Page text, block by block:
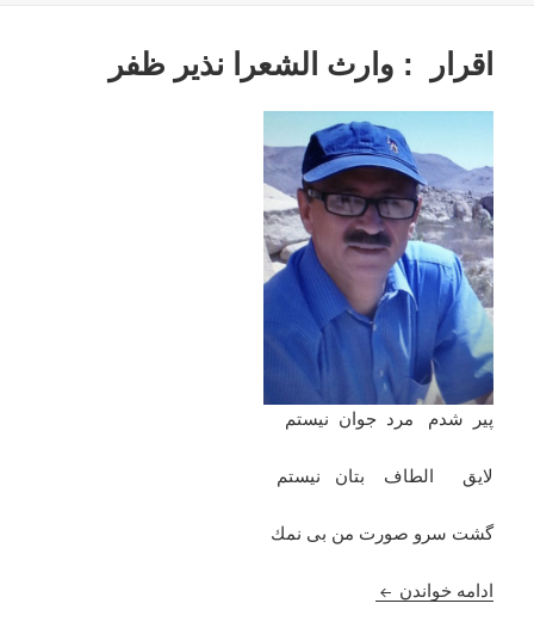
اقرار : وارث الشعرا نذیر ظفر
پير شدم مرد جوان نيستم
لايق الطاف بتان نيستم
گشت سرو صورت من بى نمك
ادامه خواندن اقرار : وارث الشعرا نذیر ظفر